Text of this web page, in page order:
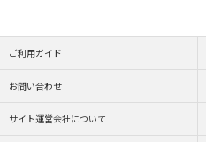
ご利用ガイド
お問い合わせ
サイト運営会社について